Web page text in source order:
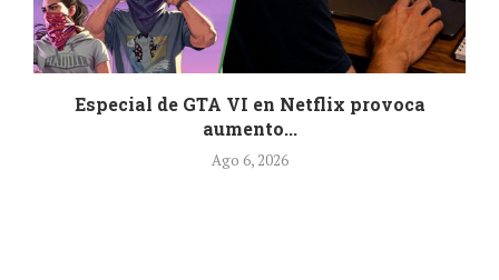
Especial de GTA VI en Netflix provoca
aumento...
Ago 6, 2026